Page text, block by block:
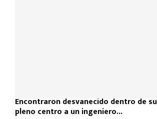
Encontraron desvanecido dentro de
pleno centro a un ingeniero...